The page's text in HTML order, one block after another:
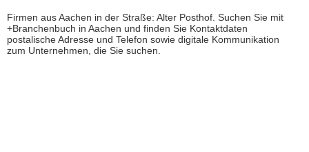
Firmen aus Aachen in der Straße: Alter Posthof. Suchen Sie mit
+Branchenbuch in Aachen und finden Sie Kontaktdaten
postalische Adresse und Telefon sowie digitale Kommunikation
zum Unternehmen, die Sie suchen.